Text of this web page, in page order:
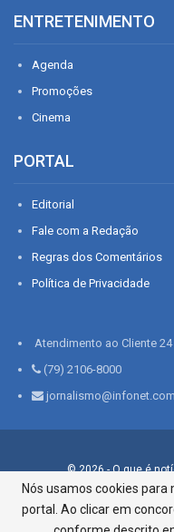
ENTRETENIMENTO
Agenda
Promoções
Cinema
PORTAL
Editorial
Fale com a Redação
Regras dos Comentários
Política de Privacidade
Atendimento ao Cliente
(79) 2106-8000
© 2026 - O que é
Infonet - Rua
Aracaju-SE, CEP 49015-
Nós usamos cookies
portal. Ao clicar em